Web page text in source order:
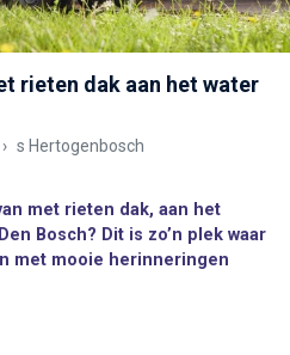
rieten dak aan het water
s Hertogenbosch
met rieten dak, aan het
Bosch? Dit is zo’n plek waar
met mooie herinneringen